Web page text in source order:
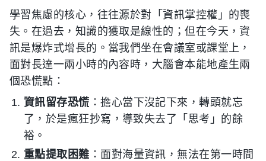
學習焦慮的核心，往往源於對「資訊掌控權」的喪
失。在過去，知識的獲取是線性的；但在今天，資
訊是爆炸式增長的。當我們坐在會議室或課堂上，
面對長達一兩小時的內容時，大腦會本能地產生兩
個恐慌點：
資訊留存恐慌 ：擔心當下沒記下來，轉頭就忘
了，於是瘋狂抄寫，導致失去了「思考」的餘
裕。
重點提取困難 ：面對海量資訊，無法在第一時間